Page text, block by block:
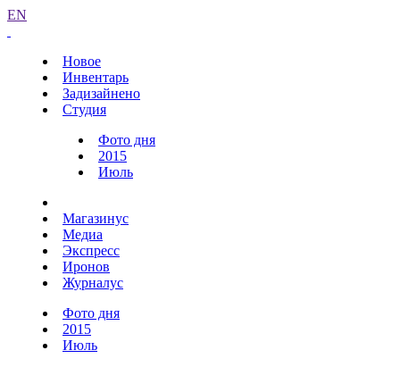
EN
Новое
Инвентарь
Задизайнено
Студия
Фото дня
2015
Июль
Магазинус
Медиа
Экспресс
Иронов
Журналус
Фото дня
2015
Июль